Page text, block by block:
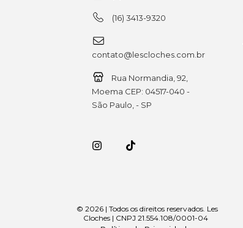
(16) 3413-9320
contato@lescloches.com.br
Rua Normandia, 92,
Moema CEP: 04517-040 -
São Paulo, - SP
© 2026 | Todos os direitos reservados. Les
Cloches | CNPJ 21.554.108/0001-04